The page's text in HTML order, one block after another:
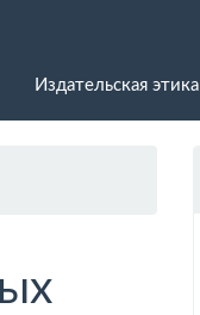
Издательская этика